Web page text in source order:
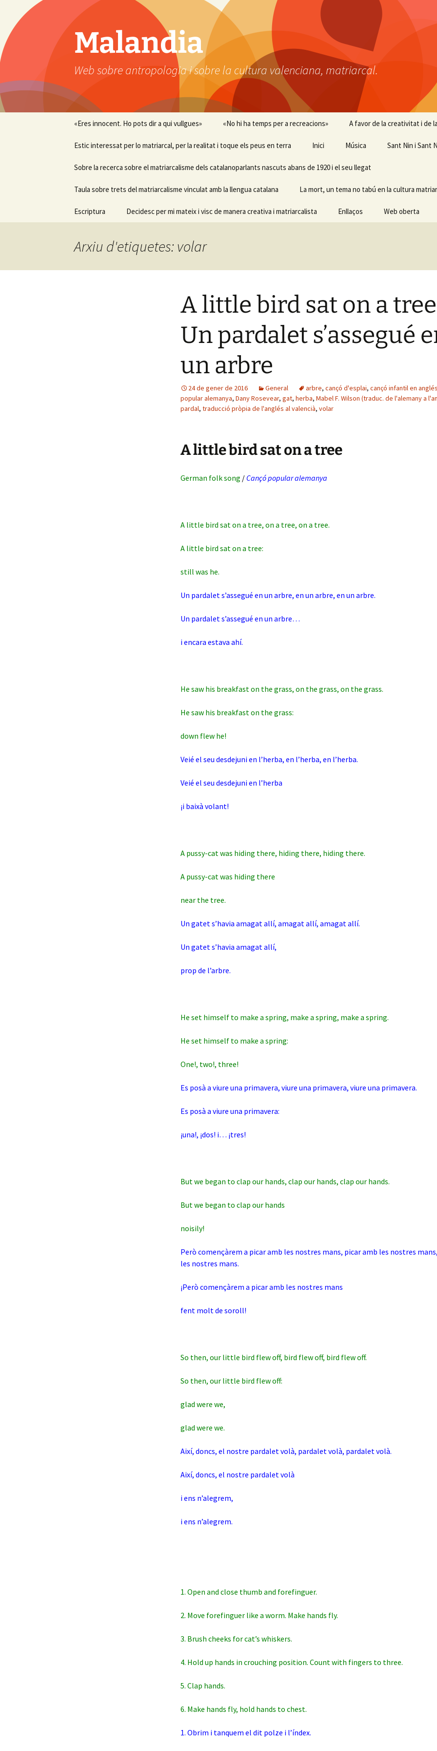
contingut
Malandia
Web sobre antropologia i sobre la cultura valenciana, matriarcal.
«Eres innocent. Ho pots dir a qui vullgues» «No hi ha temps per a recreacions» A favor de la creativitat i de
Estic interessat per lo matriarcal, per la realitat i toque els peus en terra Inici Música Sant Nin i Sant
Sobre la recerca sobre el matriarcalisme dels catalanoparlants nascuts abans de 1920 i el seu llegat
Taula sobre trets del matriarcalisme vinculat amb la llengua catalana La mort, un tema no tabú en la cultura
Escriptura Decidesc per mi mateix i visc de manera creativa i matriarcalista Enllaços Web oberta
Arxiu d'etiquetes: volar
A little bird sat on a
Un pardalet s’assegué
un arbre
24 de gener de 2016 General arbre, cançó d'esplai, cançó infantil en anglés
popular alemanya, Dany Rosevear, gat, herba, Mabel F. Wilson (traduc. de l'alemany a
pardal, traducció pròpia de l'anglés al valencià, volar
A little bird sat on a tree
German folk song / Cançó popular alemanya
A little bird sat on a tree, on a tree, on a tree.
A little bird sat on a tree:
still was he.
Un pardalet s’assegué en un arbre, en un arbre, en un arbre.
Un pardalet s’assegué en un arbre…
i encara estava ahí.
He saw his breakfast on the grass, on the grass, on the grass.
He saw his breakfast on the grass:
down flew he!
Veié el seu desdejuni en l’herba, en l’herba, en l’herba.
Veié el seu desdejuni en l’herba
¡i baixà volant!
A pussy-cat was hiding there, hiding there, hiding there.
A pussy-cat was hiding there
near the tree.
Un gatet s’havia amagat allí, amagat allí, amagat allí.
Un gatet s’havia amagat allí,
prop de l’arbre.
He set himself to make a spring, make a spring, make a spring.
He set himself to make a spring:
One!, two!, three!
Es posà a viure una primavera, viure una primavera, viure una primavera.
Es posà a viure una primavera:
¡una!, ¡dos! i… ¡tres!
But we began to clap our hands, clap our hands, clap our hands.
But we began to clap our hands
noisily!
Però començàrem a picar amb les nostres mans, picar amb les nostres
les nostres mans.
¡Però començàrem a picar amb les nostres mans
fent molt de soroll!
So then, our little bird flew off, bird flew off, bird flew off.
So then, our little bird flew off:
glad were we,
glad were we.
Així, doncs, el nostre pardalet volà, pardalet volà, pardalet volà.
Així, doncs, el nostre pardalet volà
i ens n’alegrem,
i ens n’alegrem.
1. Open and close thumb and forefinguer.
2. Move forefinguer like a worm. Make hands fly.
3. Brush cheeks for cat’s whiskers.
4. Hold up hands in crouching position. Count with fingers to three.
5. Clap hands.
6. Make hands fly, hold hands to chest.
1. Obrim i tanquem el dit polze i l’índex.